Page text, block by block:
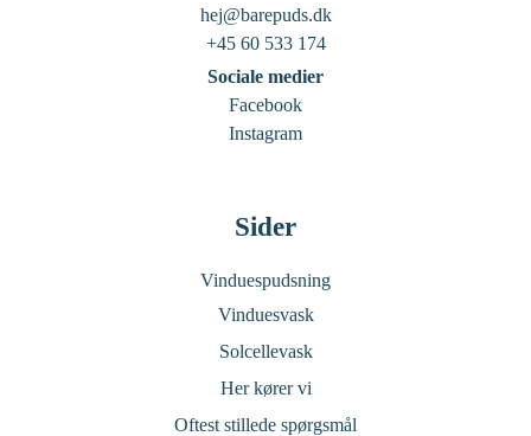
hej@barepuds.dk
+45 60 533 174
Sociale medier
Facebook
Instagram
Sider
Vinduespudsning
Vinduesvask
Solcellevask
Her kører vi
Oftest stillede spørgsmål